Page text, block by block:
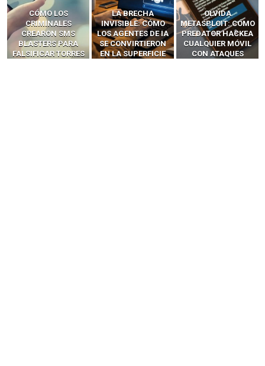
LA BRECHA
INVISIBLE: CÓMO
LOS AGENTES DE IA
SE CONVIRTIERON
EN LA SUPERFICIE
OLVIDA
METASPLOIT: CÓMO
PREDATOR HACKEA
CUALQUIER MÓVIL
CON ATAQUES
CÓMO LOS HACKERS
INTERCEPTAN OTPS
Y LLAMADAS
MÓVILES SIN
‘HACKEAR’ — EL